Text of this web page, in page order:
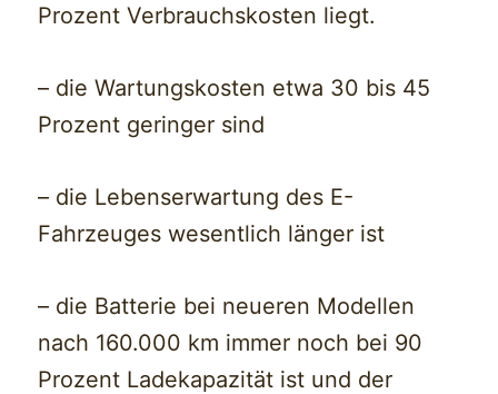
Prozent Verbrauchskosten liegt.
– die Wartungskosten etwa 30 bis 45
Prozent geringer sind
– die Lebenserwartung des E-
Fahrzeuges wesentlich länger ist
– die Batterie bei neueren Modellen
nach 160.000 km immer noch bei 90
Prozent Ladekapazität ist und der